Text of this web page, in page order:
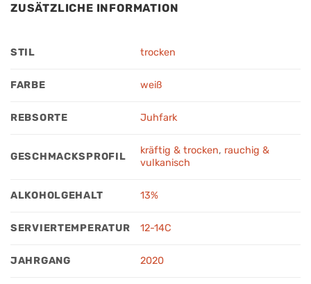
ZUSÄTZLICHE INFORMATION
STIL trocken
FARBE weiß
REBSORTE Juhfark
GESCHMACKSPROFIL
kräftig & trocken, rauchig &
vulkanisch
ALKOHOLGEHALT 13%
SERVIERTEMPERATUR 12-14C
JAHRGANG 2020